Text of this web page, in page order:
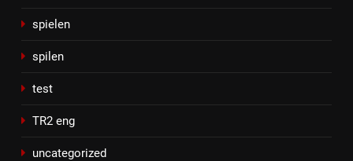
spielen
spilen
test
TR2 eng
uncategorized